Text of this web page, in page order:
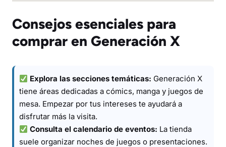
Consejos esenciales para
comprar en Generación X
Explora las secciones temáticas: Generación X
tiene áreas dedicadas a cómics, manga y juegos de
mesa. Empezar por tus intereses te ayudará a
disfrutar más la visita.
Consulta el calendario de eventos: La tienda
suele organizar noches de juegos o presentaciones.